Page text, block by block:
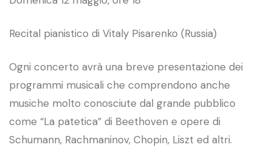
Recital pianistico di Vitaly Pisarenko (Russia)
Ogni concerto avrà una breve presentazione dei
programmi musicali che comprendono anche
musiche molto conosciute dal grande pubblico
come “La patetica” di Beethoven e opere di
Schumann, Rachmaninov, Chopin, Liszt ed altri.